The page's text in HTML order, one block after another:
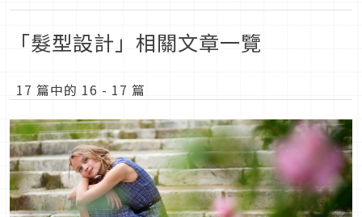
「髮型設計」相關文章一覽
17 篇中的 16 - 17 篇